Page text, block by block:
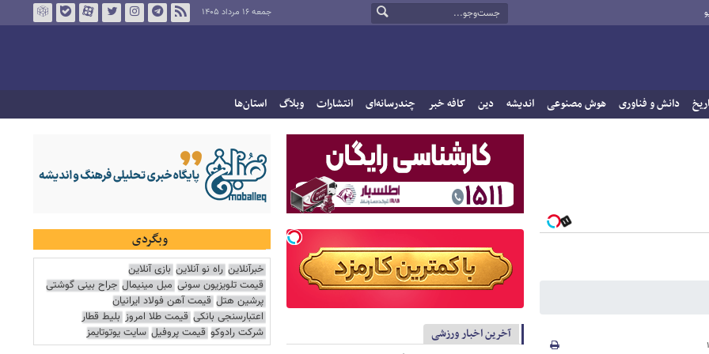
جمعه ۱۶ مرداد ۱۴۰۵
دانش و فناوری هوش مصنوعی اندیشه دین کافه خبر چندرسانه‌ای انتشارات وبلاگ استان‌ها
آخرین اخبار ورزشی
وبگردی
خبرآنلاین راه نو آنلاین بازی آنلاین
قیمت تلویزیون سونی مبل مینیمال جراح بینی گوشتی
پرشین هتل قیمت آهن فولاد ایرانیان
اعتبارسنجی بانکی قیمت طلا امروز بلیط قطار
شرکت رادوکو قیمت پروفیل سایت یوتوتایمز